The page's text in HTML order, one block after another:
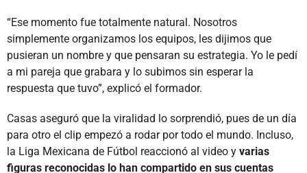
“Ese momento fue totalmente natural. Nosotros
simplemente organizamos los equipos, les dijimos que
pusieran un nombre y que pensaran su estrategia. Yo le pedí
a mi pareja que grabara y lo subimos sin esperar la
respuesta que tuvo”, explicó el formador.
Casas aseguró que la viralidad lo sorprendió, pues de un día
para otro el clip empezó a rodar por todo el mundo. Incluso,
la Liga Mexicana de Fútbol reaccionó al video y varias
figuras reconocidas lo han compartido en sus cuentas